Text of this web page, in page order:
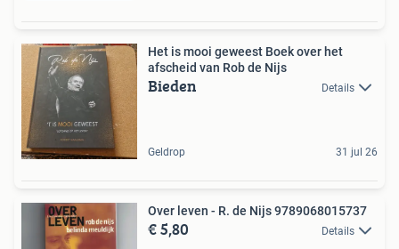
Het is mooi geweest Boek over het
afscheid van Rob de Nijs
Bieden Details
Geldrop 31 jul 26
Over leven - R. de Nijs 9789068015737
€ 5,80 Details